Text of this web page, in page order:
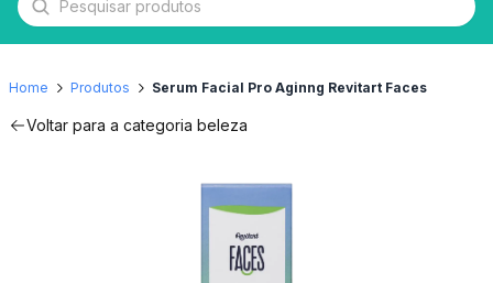
Pesquisar produtos
Home Produtos Serum Facial Pro Aginng Revitart Faces
Voltar para a categoria beleza